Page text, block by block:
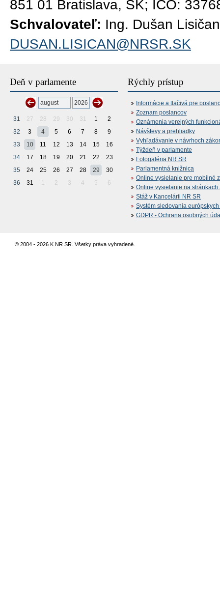
851 01 Bratislava, SK; IČO:
Schvalovateľ: Ing. Dušan
DUSAN.LISICAN@NRSR.SK
Deň v parlamente
31 27 28 29 30 31 1
2
32
3 4 5 6 7 8
9
33
10 11 12 13 14 15
16
34
17 18 19 20 21 22
23
35
24 25 26 27 28 29
30
36
31 1 2 3 4 5 6
Rýchly prístup
Informácie a tlačivá pre
Zoznam poslancov
Oznámenia verejných
Návštevy a prehliadky
Vyhľadávanie v návrhoch
Týždeň v parlamente
Fotogaléria NR SR
Parlamentná knižnica
Online vysielanie pre mobilné
Online vysielanie na stránkach
Stáž v Kancelárii NR SR
Systém sledovania
GDPR - Ochrana osobných
© 2004 - 2026 K NR SR. Všetky práva vyhradené.